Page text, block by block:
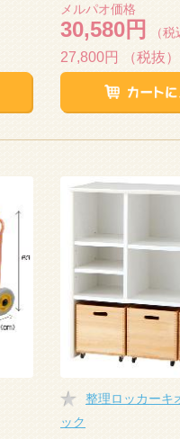
メルパオ価格
30,580円 （税
27,800円 （税抜）
整理ロッカー
ック